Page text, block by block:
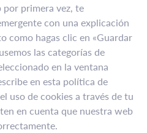
primera vez, te
con una explicación
como hagas clic en «Guardar
las categorías de
en la ventana
en esta política de
uso de cookies a través de tu
en cuenta que nuestra web